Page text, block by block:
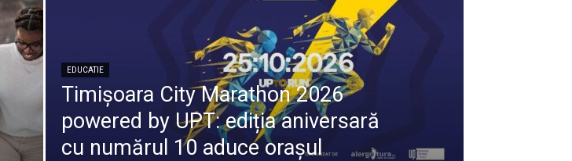
EDUCATIE
Timișoara City Marathon 2026
powered by UPT: ediția aniversară
cu numărul 10 aduce orașul